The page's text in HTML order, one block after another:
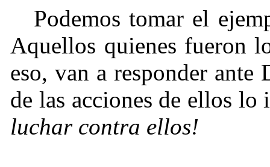
Podemos tomar el
Aquellos quienes fueron
eso, van a responder ante
de las acciones de ellos lo
luchar contra ellos!